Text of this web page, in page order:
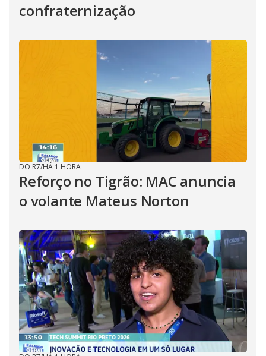
confraternização
DO R7/HÁ 1 HORA
Reforço no Tigrão: MAC anuncia
o volante Mateus Norton